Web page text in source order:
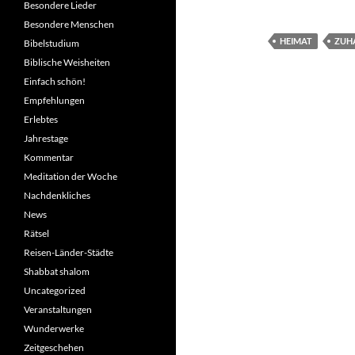
HEIMAT
Besondere Lieder
Besondere Menschen
Bibelstudium
Biblische Weisheiten
Einfach schön!
Empfehlungen
Erlebtes
Jahrestage
Kommentar
Meditation der Woche
Nachdenkliches
News
Rätsel
Reisen-Länder-Städte
Shabbat shalom
Uncategorized
Veranstaltungen
Wunderwerke
Zeitgeschehen